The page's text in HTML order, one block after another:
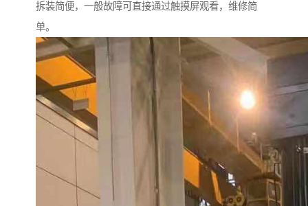
拆装简便，一般故障可直接通过触摸屏观看，维修简
单。